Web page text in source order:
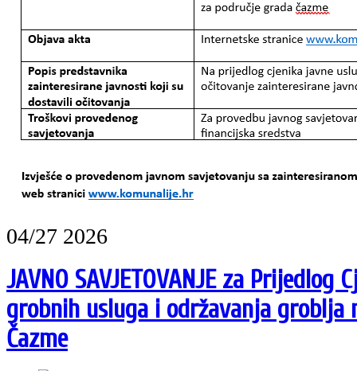
04/27 2026
JAVNO SAVJETOVANJE za Prijedlog
grobnih usluga i održavanja groblja
Čazme